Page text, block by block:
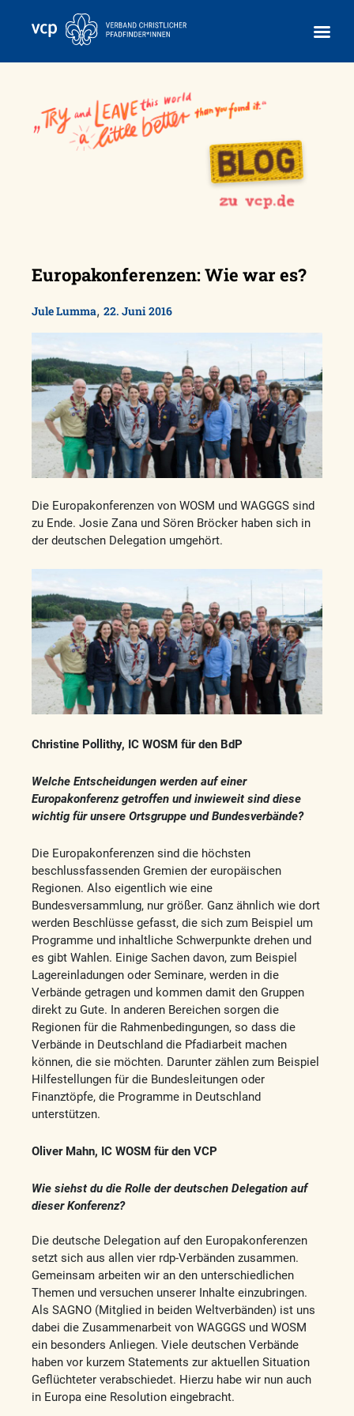
Europakonferenzen: Wie war es?
Jule Lumma, 22. Juni 2016
Die Europakonferenzen von WOSM und WAGGGS sind
zu Ende. Josie Zana und Sören Bröcker haben sich in
der deutschen Delegation umgehört.
Christine Pollithy, IC WOSM für den BdP
Welche Entscheidungen werden auf einer
Europakonferenz getroffen und inwieweit sind diese
wichtig für unsere Ortsgruppe und Bundesverbände?
Die Europakonferenzen sind die höchsten
beschlussfassenden Gremien der europäischen
Regionen. Also eigentlich wie eine
Bundesversammlung, nur größer. Ganz ähnlich wie dort
werden Beschlüsse gefasst, die sich zum Beispiel um
Programme und inhaltliche Schwerpunkte drehen und
es gibt Wahlen. Einige Sachen davon, zum Beispiel
Lagereinladungen oder Seminare, werden in die
Verbände getragen und kommen damit den Gruppen
direkt zu Gute. In anderen Bereichen sorgen die
Regionen für die Rahmenbedingungen, so dass die
Verbände in Deutschland die Pfadiarbeit machen
können, die sie möchten. Darunter zählen zum Beispiel
Hilfestellungen für die Bundesleitungen oder
Finanztöpfe, die Programme in Deutschland
unterstützen.
Oliver Mahn, IC WOSM für den VCP
Wie siehst du die Rolle der deutschen Delegation auf
dieser Konferenz?
Die deutsche Delegation auf den Europakonferenzen
setzt sich aus allen vier rdp-Verbänden zusammen.
Gemeinsam arbeiten wir an den unterschiedlichen
Themen und versuchen unserer Inhalte einzubringen.
Als SAGNO (Mitglied in beiden Weltverbänden) ist uns
dabei die Zusammenarbeit von WAGGGS und WOSM
ein besonders Anliegen. Viele deutschen Verbände
haben vor kurzem Statements zur aktuellen Situation
Geflüchteter verabschiedet. Hierzu habe wir nun auch
in Europa eine Resolution eingebracht.